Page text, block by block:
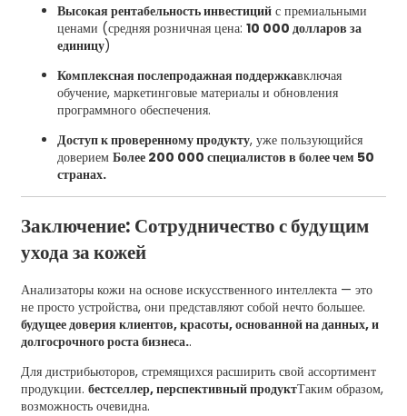
Высокая рентабельность инвестицийс премиальными
ценами (средняя розничная цена: 10 000 долларов за
единицу)
Комплексная послепродажная поддержкавключая
обучение, маркетинговые материалы и обновления
программного обеспечения.
Доступ к проверенному продукту, уже пользующийся
доверием Более 200 000 специалистов в более чем 50
странах.
Заключение: Сотрудничество с будущим
ухода за кожей
Анализаторы кожи на основе искусственного интеллекта — это
не просто устройства, они представляют собой нечто большее.
будущее доверия клиентов, красоты, основанной на данных, и
долгосрочного роста бизнеса..
Для дистрибьюторов, стремящихся расширить свой ассортимент
продукции. бестселлер, перспективный продуктТаким образом,
возможность очевидна.